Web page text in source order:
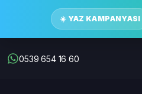
☀️ YAZ KAMPANYASI
0539 654 16 60